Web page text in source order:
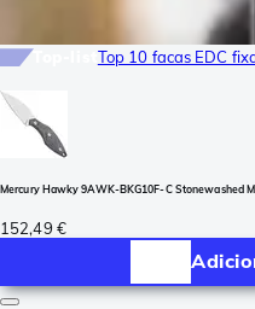
Top 10 facas EDC
Mercury Hawky 9AWK-BKG10F-C Stonewashed
152,49 €